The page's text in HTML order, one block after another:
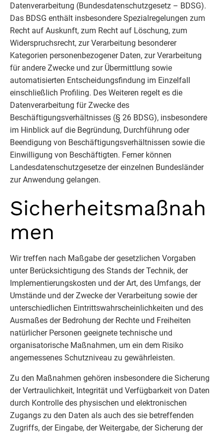
Datenverarbeitung (Bundesdatenschutzgesetz – BDSG).
Das BDSG enthält insbesondere Spezialregelungen zum
Recht auf Auskunft, zum Recht auf Löschung, zum
Widerspruchsrecht, zur Verarbeitung besonderer
Kategorien personenbezogener Daten, zur Verarbeitung
für andere Zwecke und zur Übermittlung sowie
automatisierten Entscheidungsfindung im Einzelfall
einschließlich Profiling. Des Weiteren regelt es die
Datenverarbeitung für Zwecke des
Beschäftigungsverhältnisses (§ 26 BDSG), insbesondere
im Hinblick auf die Begründung, Durchführung oder
Beendigung von Beschäftigungsverhältnissen sowie die
Einwilligung von Beschäftigten. Ferner können
Landesdatenschutzgesetze der einzelnen Bundesländer
zur Anwendung gelangen.
Sicherheitsmaßnah
men
Wir treffen nach Maßgabe der gesetzlichen Vorgaben
unter Berücksichtigung des Stands der Technik, der
Implementierungskosten und der Art, des Umfangs, der
Umstände und der Zwecke der Verarbeitung sowie der
unterschiedlichen Eintrittswahrscheinlichkeiten und des
Ausmaßes der Bedrohung der Rechte und Freiheiten
natürlicher Personen geeignete technische und
organisatorische Maßnahmen, um ein dem Risiko
angemessenes Schutzniveau zu gewährleisten.
Zu den Maßnahmen gehören insbesondere die Sicherung
der Vertraulichkeit, Integrität und Verfügbarkeit von Daten
durch Kontrolle des physischen und elektronischen
Zugangs zu den Daten als auch des sie betreffenden
Zugriffs, der Eingabe, der Weitergabe, der Sicherung der